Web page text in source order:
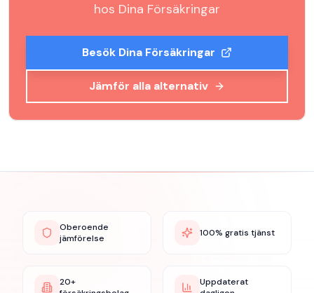
hos Dina Försäkringar
Besök Dina Försäkringar
Jämför alla alternativ
Oberoende
jämförelse
100% gratis tjänst
20+
Uppdaterat